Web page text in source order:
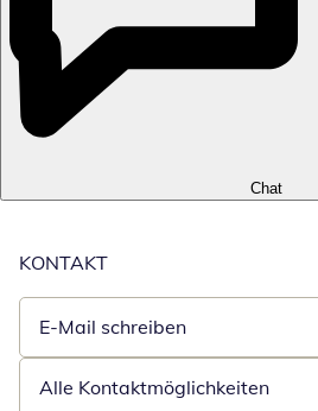
Chat
KONTAKT
E-Mail schreiben
Öffnet E-Mail-Client
Alle Kontaktmöglichkeiten